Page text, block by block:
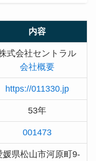
内容
式会社セントラル
会社概要
https://011330.jp
53年
001473
媛県松山市河原町9-